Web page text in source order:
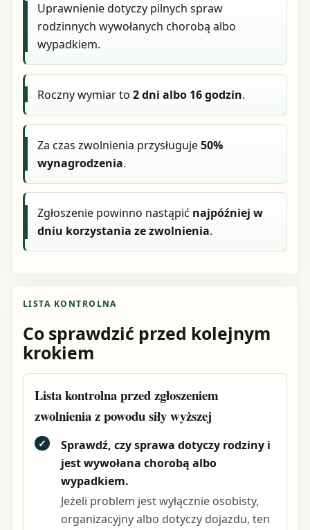
Uprawnienie dotyczy pilnych spraw
rodzinnych wywołanych chorobą albo
wypadkiem.
Roczny wymiar to2 dni albo 16 godzin.
Za czas zwolnienia przysługuje50%
wynagrodzenia.
Zgłoszenie powinno nastąpić najpóźniej w
dniu korzystania ze zwolnienia.
LISTA KONTROLNA
Co sprawdzić przed kolejnym
krokiem
Lista kontrolna przed zgłoszeniem
zwolnienia z powodu siły wyższej
✓
Sprawdź, czy sprawa dotyczy rodziny i
jest wywołana chorobą albo
wypadkiem.
Jeżeli problem jest wyłącznie osobisty,
organizacyjny albo dotyczy dojazdu, ten